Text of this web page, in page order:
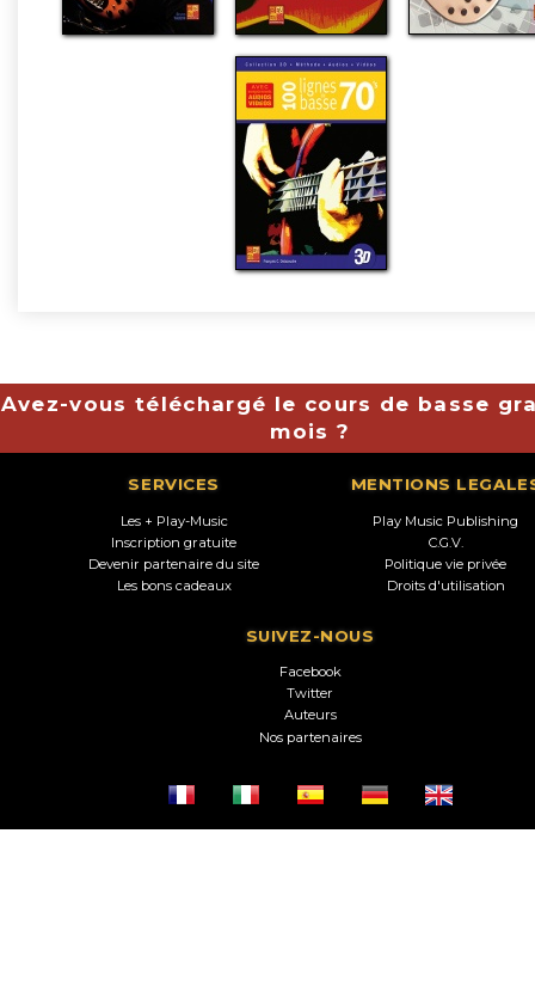
Avez-vous téléchargé le cours de basse
mois ?
SERVICES
Les + Play-Music
Inscription gratuite
Devenir partenaire du site
Les bons cadeaux
MENTIONS
Play Music Publishing
C.G.V.
Politique vie privée
Droits d'utilisation
SUIVEZ-NOUS
Facebook
Twitter
Auteurs
Nos partenaires